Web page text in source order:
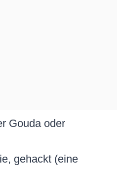
Gouda oder
gehackt (eine